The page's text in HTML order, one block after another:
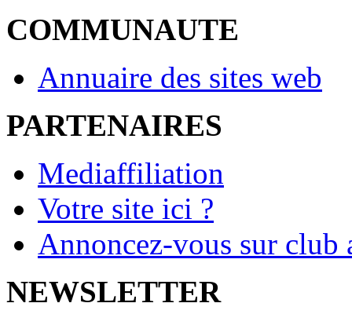
COMMUNAUTE
Annuaire des sites web
PARTENAIRES
Mediaffiliation
Votre site ici ?
Annoncez-vous sur
NEWSLETTER